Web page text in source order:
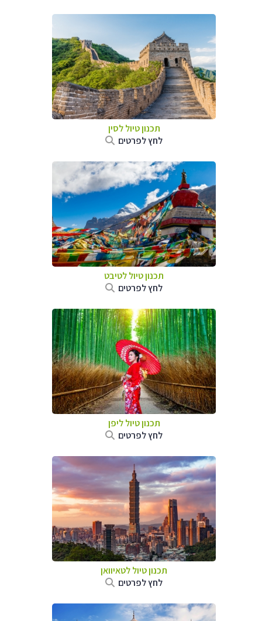
תכנון טיוללסין
לחץ לפרטים
תכנון טיוללטיבט
לחץ לפרטים
תכנון טיולליפן
לחץ לפרטים
תכנון טיוללטאיוואן
לחץ לפרטים